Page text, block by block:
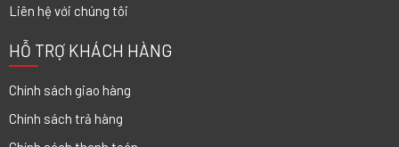
Liên hệ với chúng tôi
HỖ TRỢ KHÁCH HÀNG
Chính sách giao hàng
Chính sách trả hàng